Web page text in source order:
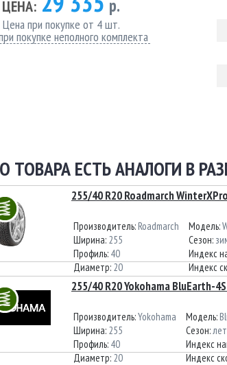
ЦЕНА: р.
Цена при покупке от 4 шт.
покупке неполного комплекта
ТОВАРА ЕСТЬ АНАЛОГИ В
255/40 R20 Roadmarch
Производитель: Roadmarch
Ширина: 255
Профиль: 40
Диаметр: 20
Модель:
Сезон:
Индекс
Индекс
255/40 R20 Yokohama BluEarth-4S
Производитель:Yokohama
Ширина: 255
Профиль: 40
Диаметр: 20
Модель:
Сезон:
Индекс
Индекс